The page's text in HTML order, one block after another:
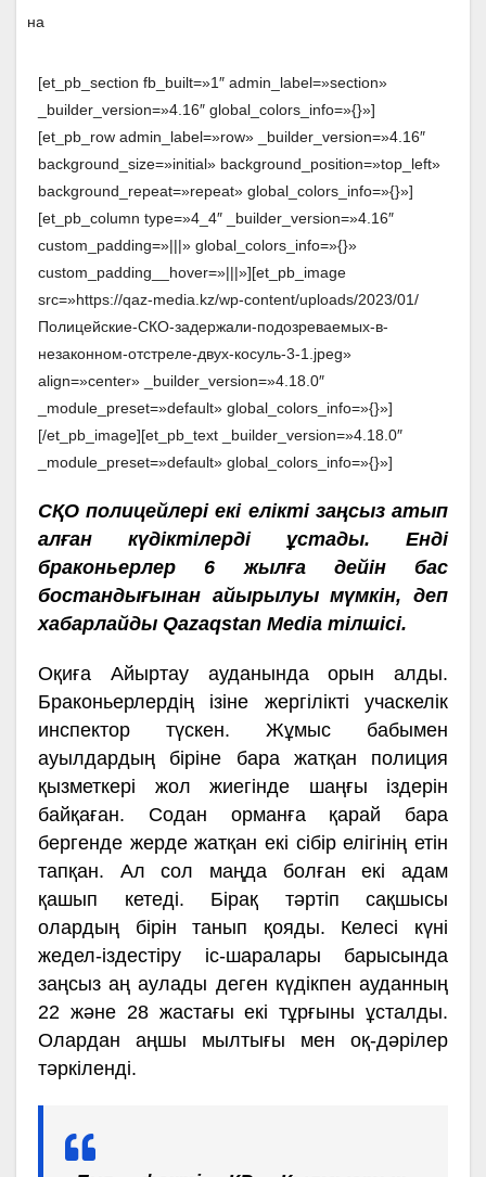
[et_pb_section fb_built=»1″ admin_label=»section»
_builder_version=»4.16″ global_colors_info=»{}»]
[et_pb_row admin_label=»row» _builder_version=»4.16″
background_size=»initial» background_position=»top_left»
background_repeat=»repeat» global_colors_info=»{}»]
[et_pb_column type=»4_4″ _builder_version=»4.16″
custom_padding=»|||» global_colors_info=»{}»
custom_padding__hover=»|||»][et_pb_image
src=»https://qaz-media.kz/wp-content/uploads/2023/01/
Полицейские-СКО-задержали-подозреваемых-в-
незаконном-отстреле-двух-косуль-3-1.jpeg»
align=»center» _builder_version=»4.18.0″
_module_preset=»default» global_colors_info=»{}»]
[/et_pb_image][et_pb_text _builder_version=»4.18.0″
_module_preset=»default» global_colors_info=»{}»]
СҚО полицейлері екі елікті заңсыз атып
алған күдіктілерді ұстады. Енді
браконьерлер 6 жылға дейін бас
бостандығынан айырылуы мүмкін, деп
хабарлайды Qazaqstan Media тілшісі.
Оқиға Айыртау ауданында орын алды.
Браконьерлердің ізіне жергілікті учаскелік
инспектор түскен. Жұмыс бабымен
ауылдардың біріне бара жатқан полиция
қызметкері жол жиегінде шаңғы іздерін
байқаған. Содан орманға қарай бара
бергенде жерде жатқан екі сібір елігінің етін
тапқан. Ал сол маңда болған екі адам
қашып кетеді. Бірақ тәртіп сақшысы
олардың бірін танып қояды. Келесі күні
жедел-іздестіру іс-шаралары барысында
заңсыз аң аулады деген күдікпен ауданның
22 және 28 жастағы екі тұрғыны ұсталды.
Олардан аңшы мылтығы мен оқ-дәрілер
тәркіленді.